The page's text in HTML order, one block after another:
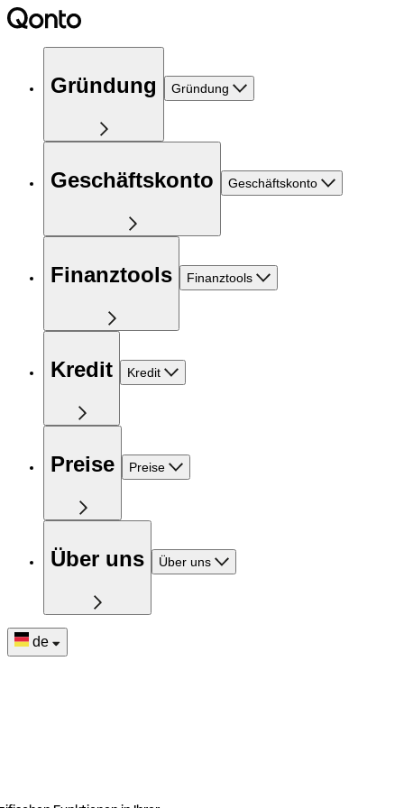
Gründung Gründung
Geschäftskonto Geschäftskonto
Finanztools Finanztools
Kredit Kredit
Preise Preise
Über uns Über uns
de